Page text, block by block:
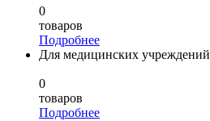
0
товаров
Подробнее
Для медицинских учреждений
0
товаров
Подробнее